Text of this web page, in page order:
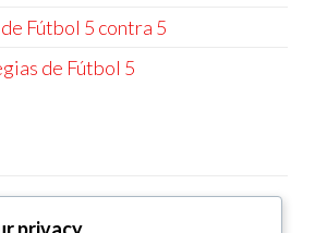
Fútbol 5 contra 5
de Fútbol 5